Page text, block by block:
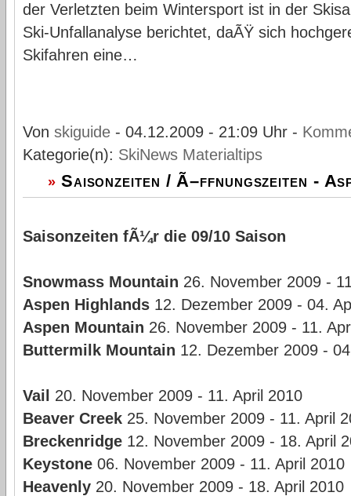
der Verletzten beim Wintersport ist in der
Ski-Unfallanalyse berichtet, daÃŸ sich
Skifahren eine…
Von skiguide- 04.12.2009 - 21:09 Uhr -
Kategorie(n): SkiNews Materialtips
» Saisonzeiten / Ã–ffnungszeiten -
Saisonzeiten fÃ¼r die 09/10 Saison
Snowmass Mountain 26. November 2009 -
Aspen Highlands12. Dezember 2009 - 04.
Aspen Mountain 26. November 2009 - 11.
Buttermilk Mountain 12. Dezember 2009 -
Vail
20. November 2009 - 11. April 2010
Beaver Creek25. November 2009 - 11. April
Breckenridge12. November 2009 - 18. April
Keystone06. November 2009 - 11. April 2010
Heavenly20. November 2009 - 18. April 2010